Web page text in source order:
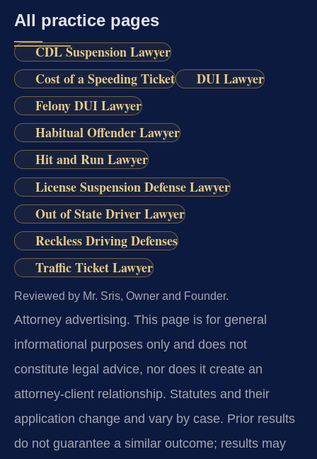
All practice pages
CDL Suspension Lawyer
Cost of a Speeding Ticket
DUI Lawyer
Felony DUI Lawyer
Habitual Offender Lawyer
Hit and Run Lawyer
License Suspension Defense Lawyer
Out of State Driver Lawyer
Reckless Driving Defenses
Traffic Ticket Lawyer
Reviewed by Mr. Sris, Owner and Founder.
Attorney advertising. This page is for general
informational purposes only and does not
constitute legal advice, nor does it create an
attorney-client relationship. Statutes and their
application change and vary by case. Prior results
do not guarantee a similar outcome; results may